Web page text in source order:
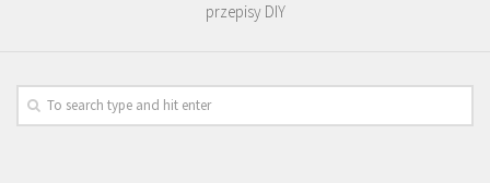
przepisy DIY